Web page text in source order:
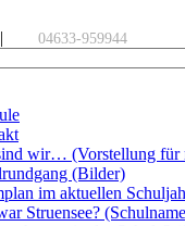
| 04633-959944
wir… (Vorstellung für
(Bilder)
im aktuellen
Struensee?